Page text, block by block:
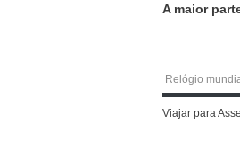
A maior
Relógio
Viajar para